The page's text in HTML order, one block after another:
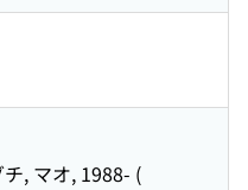
チ, マオ, 1988- (